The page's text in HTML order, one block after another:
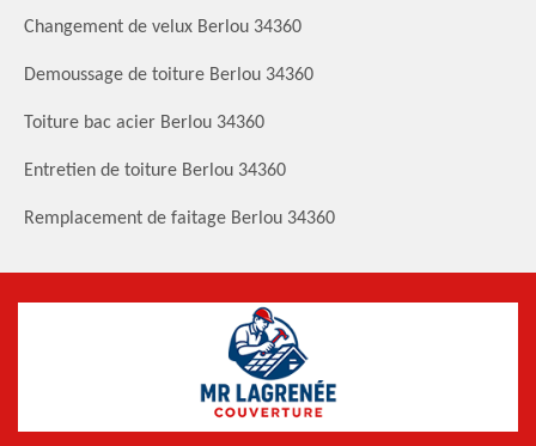
Changement de velux Berlou 34360
Demoussage de toiture Berlou 34360
Toiture bac acier Berlou 34360
Entretien de toiture Berlou 34360
Remplacement de faitage Berlou 34360